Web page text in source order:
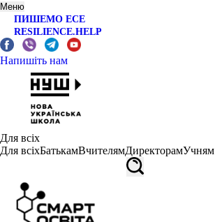
Меню
ПИШЕМО ЕСЕ
RESILIENCE.HELP
Напишіть нам
Для всіх
Для всіхБатькамВчителямДиректорамУчням